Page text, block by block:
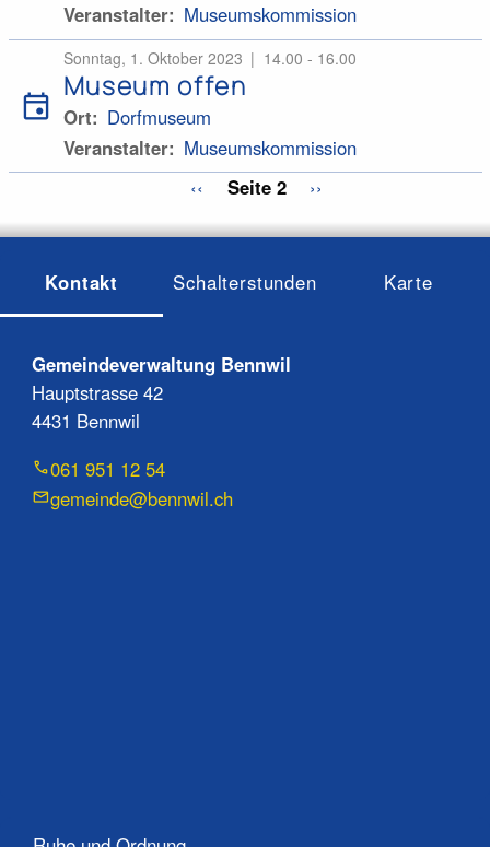
Veranstalter
Museumskommission
event
Sonntag, 1. Oktober 2023 14.00 - 16.00
Museum offen
Ort
Dorfmuseum
Veranstalter
Museumskommission
SeitennummerierungVorherige
‹‹ Seite 2
Nächste
››
Kontakt Schalterstunden Karte
Gemeindeverwaltung Bennwil
Hauptstrasse 42
4431 Bennwil
061 951 12 54
gemeinde@bennwil.ch